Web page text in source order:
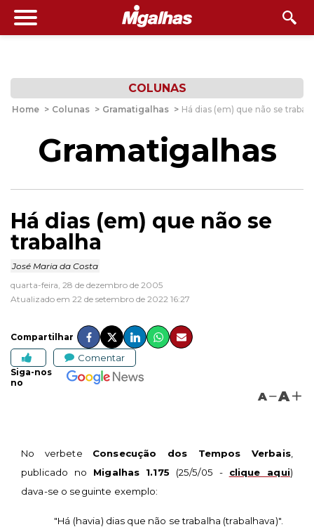
COLUNAS
Home > Colunas > Gramatigalhas > Há dias (em) que não se
Gramatigalhas
Há dias (em) que não se
trabalha
José Maria da Costa
quarta-feira, 28 de dezembro de 2005
Atualizado em 22 de setembro de 2022 16:27
Compartilhar
Comentar
Siga-nos
no
A A
No verbete Consecução dos Tempos Verbais,
publicado no Migalhas 1.175 (25/5/05 - clique aqui)
dava-se o seguinte exemplo:
"Há (havia) dias que não se trabalha (trabalhava)".